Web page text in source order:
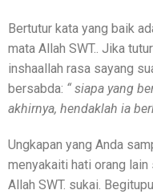
Bertutur kata yang baik
mata Allah SWT.. Jika
inshaallah rasa sayang
bersabda: “ siapa yang
akhirnya, hendaklah ia
Ungkapan yang Anda
menyakaiti hati orang lain
Allah SWT. sukai.